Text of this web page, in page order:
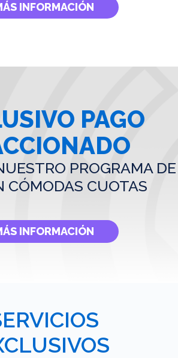
INFORMACIÓN
PAGO
PROGRAMA DE
CÓMODAS CUOTAS
INFORMACIÓN